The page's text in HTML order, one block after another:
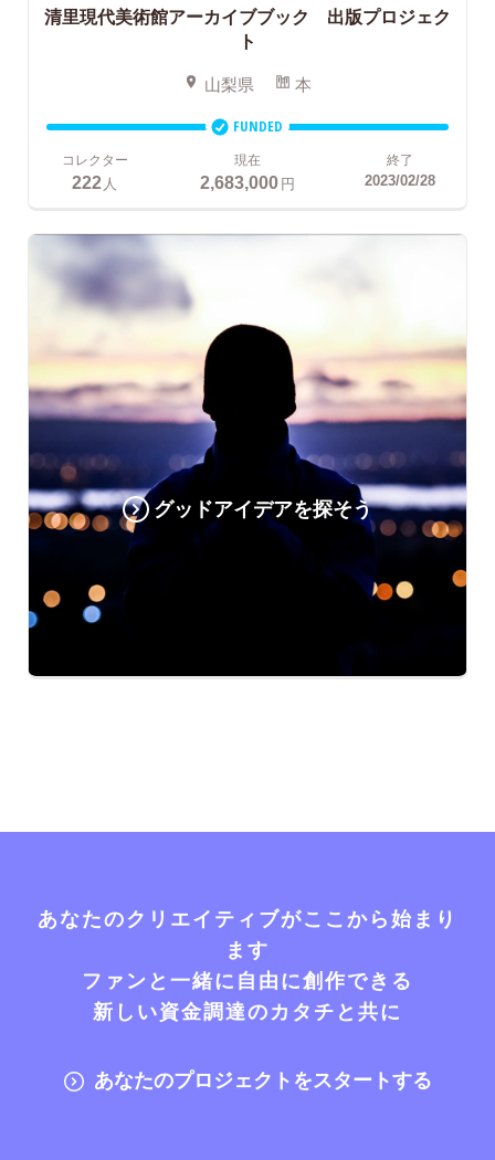
清里現代美術館アーカイブブック 出版プロジェク
ト
山梨県 本
FUNDED
コレクター
222 人
現在
2,683,000円
終了
2023/02/28
グッドアイデアを探そう
あなたのクリエイティブがここから始まり
ます
ファンと一緒に自由に創作できる
新しい資金調達のカタチと共に
あなたのプロジェクトをスタートする